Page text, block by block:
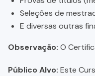
Seleções de
E diversas outras
Observação: O
Público Alvo: Este